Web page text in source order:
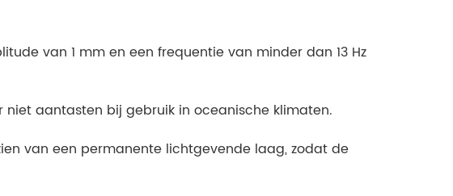
van 1 mm en een frequentie van minder dan 13 Hz
aantasten bij gebruik in oceanische klimaten.
van een permanente lichtgevende laag, zodat de